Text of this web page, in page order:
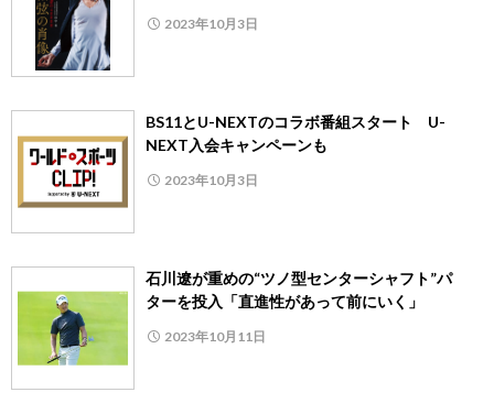
2023年10月3日
BS11とU-NEXTのコラボ番組スタート U-
NEXT入会キャンペーンも
2023年10月3日
石川遼が重めの“ツノ型センターシャフト”パ
ターを投入「直進性があって前にいく」
2023年10月11日